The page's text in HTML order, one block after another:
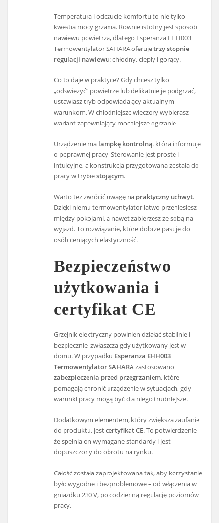
Temperatura i odczucie komfortu to nie tylko
kwestia mocy grzania. Równie istotny jest sposób
nawiewu powietrza, dlatego Esperanza EHH003
Termowentylator SAHARA oferujetrzy stopnie
regulacji nawiewu: chłodny, ciepły i gorący.
Co to daje w praktyce? Gdy chcesz tylko
„odświeżyć” powietrze lub delikatnie je podgrzać,
ustawiasz tryb odpowiadający aktualnym
warunkom. W chłodniejsze wieczory wybierasz
wariant zapewniający mocniejsze ogrzanie.
Urządzenie ma lampkę kontrolną, która informuje
o poprawnej pracy. Sterowanie jest proste i
intuicyjne, a konstrukcja przygotowana została do
pracy w trybiestojącym.
Warto też zwrócić uwagę na praktyczny uchwyt.
Dzięki niemu termowentylator łatwo przeniesiesz
między pokojami, a nawet zabierzesz ze sobą na
wyjazd. To rozwiązanie, które dobrze pasuje do
osób ceniących elastyczność.
Bezpieczeństwo
użytkowania i
certyfikat CE
Grzejnik elektryczny powinien działać stabilnie i
bezpiecznie, zwłaszcza gdy użytkowany jest w
domu. W przypadku Esperanza EHH003
Termowentylator SAHARAzastosowano
zabezpieczenia przed przegrzaniem, które
pomagają chronić urządzenie w sytuacjach, gdy
warunki pracy mogą być dla niego trudniejsze.
Dodatkowym elementem, który zwiększa zaufanie
do produktu, jestcertyfikat CE. To potwierdzenie,
że spełnia on wymagane standardy i jest
dopuszczony do obrotu na rynku.
Całość została zaprojektowana tak, aby korzystanie
było wygodne i bezproblemowe – od włączenia w
gniazdku 230 V, po codzienną regulację poziomów
pracy.